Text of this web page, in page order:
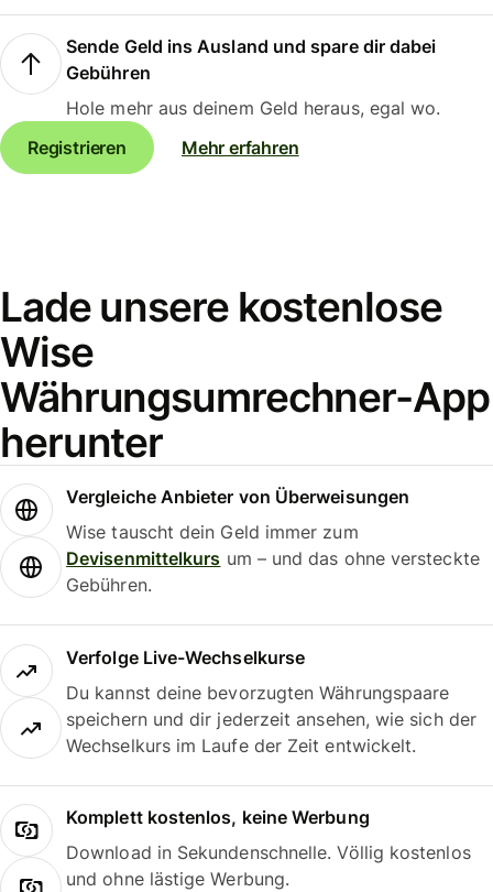
Sende Geld ins Ausland und spare dir dabei
Gebühren
Hole mehr aus deinem Geld heraus, egal wo.
Registrieren
Mehr erfahren
Lade unsere kostenlose
Wise
Währungsumrechner-App
herunter
Vergleiche Anbieter von Überweisungen
Wise tauscht dein Geld immer zum
Devisenmittelkurs um – und das ohne versteckte
Gebühren.
Verfolge Live-Wechselkurse
Du kannst deine bevorzugten Währungspaare
speichern und dir jederzeit ansehen, wie sich der
Wechselkurs im Laufe der Zeit entwickelt.
Komplett kostenlos, keine Werbung
Download in Sekundenschnelle. Völlig kostenlos
und ohne lästige Werbung.